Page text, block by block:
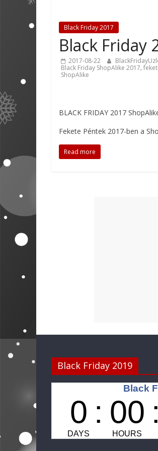
Black Friday 2017
Black Friday
2017-08-22
Black Friday ShopAlike 2017,
ShopAlike
BLACK FRIDAY 2017
Fekete Péntek 2017-ben a
Read more
Black Friday 2019